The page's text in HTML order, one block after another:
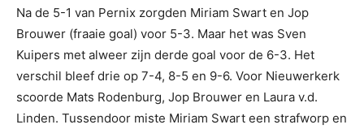
Na de 5-1 van Pernix zorgden Miriam Swart en Jop
Brouwer (fraaie goal) voor 5-3. Maar het was Sven
Kuipers met alweer zijn derde goal voor de 6-3. Het
verschil bleef drie op 7-4, 8-5 en 9-6. Voor Nieuwerkerk
scoorde Mats Rodenburg, Jop Brouwer en Laura v.d.
Linden. Tussendoor miste Miriam Swart een strafworp en